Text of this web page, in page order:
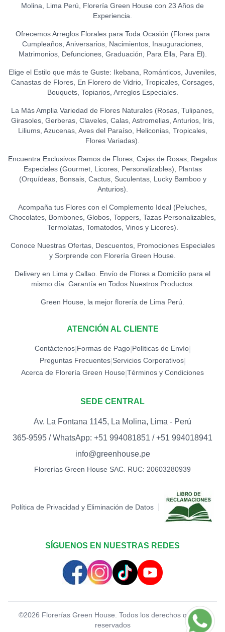
Molina, Lima Perú, Florería Green House con 23 Años de
Experiencia.
Ofrecemos Arreglos Florales para Toda Ocasión (Flores para
Cumpleaños, Aniversarios, Nacimientos, Inauguraciones,
Matrimonios, Defunciones, Graduación, Para Ella, Para El).
Elige el Estilo que más te Guste: Ikebana, Románticos, Juveniles,
Canastas de Flores, En Florero de Vidrio, Tropicales, Corsages,
Bouquets, Topiarios, Arreglos Especiales.
La Más Amplia Variedad de Flores Naturales (Rosas, Tulipanes,
Girasoles, Gerberas, Claveles, Calas, Astromelias, Anturios, Iris,
Liliums, Azucenas, Aves del Paraíso, Heliconias, Tropicales,
Flores Variadas).
Encuentra Exclusivos Ramos de Flores, Cajas de Rosas, Regalos
Especiales (Gourmet, Licores, Personalizables), Plantas
(Orquídeas, Bonsais, Cactus, Suculentas, Lucky Bamboo y
Anturios).
Acompaña tus Flores con el Complemento Ideal (Peluches,
Chocolates, Bombones, Globos, Toppers, Tazas Personalizables,
Termolatas, Tomatodos, Vinos y Licores).
Conoce Nuestras Ofertas, Descuentos, Promociones Especiales
y Sorprende con Florería Green House.
Delivery en Lima y Callao. Envío de Flores a Domicilio para el
mismo día. Garantía en Todos Nuestros Productos.
Green House, la mejor florería de Lima Perú.
ATENCIÓN AL CLIENTE
Contáctenos| Formas de Pago| Políticas de Envío|
Preguntas Frecuentes| Servicios Corporativos|
Acerca de Florería Green House Términos y Condiciones
SEDE CENTRAL
Av. La Fontana 1145, La Molina, Lima - Perú
365-9595 / WhatsApp: +51 994081851 / +51 994018941
info@greenhouse.pe
Florerías Green House SAC. RUC: 20603280939
Política de Privacidad y Eliminación de Datos
SÍGUENOS EN NUESTRAS REDES
©2026 Florerías Green House. Todos los derechos quedan
reservados